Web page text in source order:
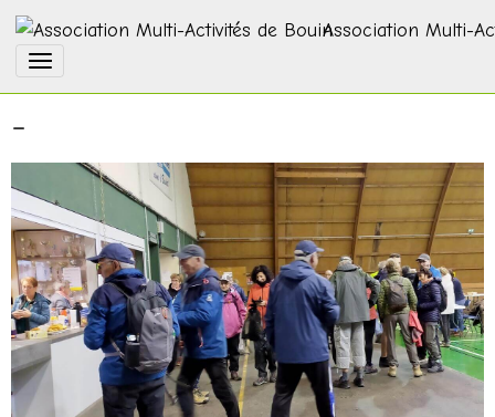
Association Multi-
-